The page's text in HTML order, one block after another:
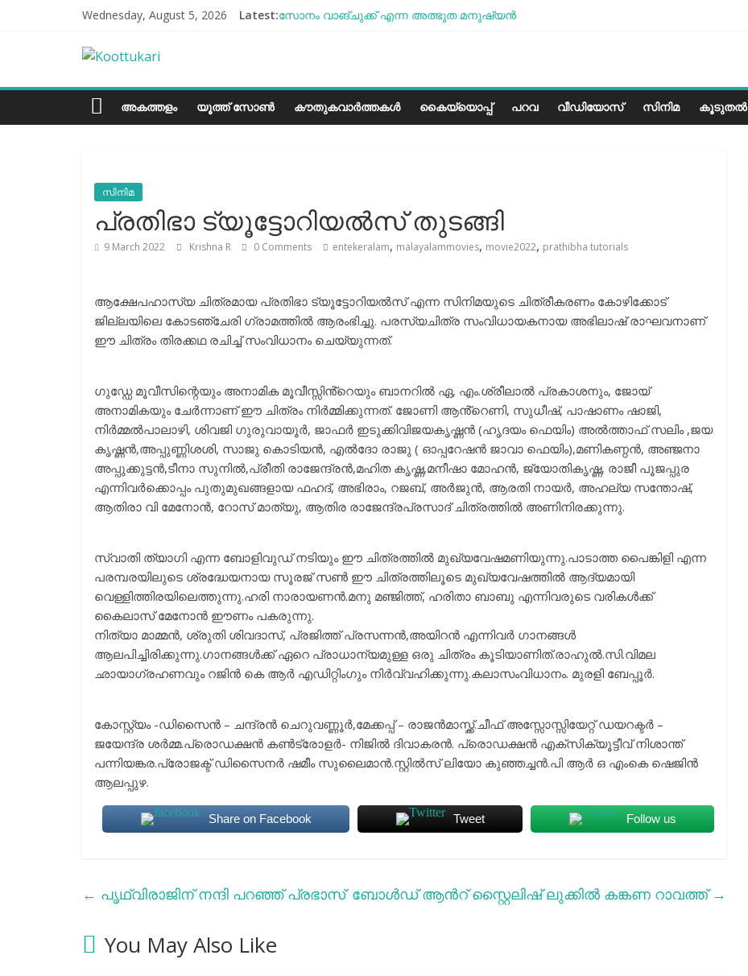
Wednesday, August 5, 2026 Latest:സോനം വാങ്ചുക്ക് എന്ന അത്ഭുത മനുഷ്യന്‍
ചില്ലുഭരണിയിലെ പാരീസ് മിഠായികള്‍
Koottukari
Kottukariഅകത്തളം യൂത്ത് സോൺ കൗതുകവാർത്തകൾ കൈയ്യൊപ്പ് പറവ വീഡിയോസ് സിനിമ കൂടുതൽ
സിനിമ
പ്രതിഭാ ട്യൂട്ടോറിയൽസ് തുടങ്ങി
9 March 2022 Krishna R 0 Comments entekeralam, malayalammovies, movie2022, prathibha tutorials
ആക്ഷേപഹാസ്യ ചിത്രമായ പ്രതിഭാ ട്യൂട്ടോറിയൽസ് എന്ന സിനിമയുടെ ചിത്രീകരണം കോഴിക്കോട്
ജില്ലയിലെ കോടഞ്ചേരി ഗ്രാമത്തിൽ ആരംഭിച്ചു. പരസ്യചിത്ര സംവിധായകനായ അഭിലാഷ് രാഘവനാണ്
ഈ ചിത്രം തിരക്കഥ രചിച്ച് സംവിധാനം ചെയ്യുന്നത്.
ഗുഡ്ഡേ മൂവീസിന്റെയും അനാമിക മൂവീസ്സിൻ്റെയും ബാനറിൽ ഏ, എം.ശ്രീലാൽ പ്രകാശനും, ജോയ്
അനാമികയും ചേർന്നാണ് ഈ ചിത്രം നിർമ്മിക്കുന്നത്. ജോണി ആൻ്റെണി, സുധീഷ്, പാഷാണം ഷാജി,
നിർമ്മൽപാലാഴി, ശിവജി ഗുരുവായൂർ, ജാഫർ ഇടുക്കിവിജയകൃഷ്ണൻ (ഹൃദയം ഫെയിം) അൽത്താഫ് സലിം ,ജയ
കൃഷ്ണൻ,അപ്പുണ്ണിശശി, സാജു കൊടിയൻ, എൽദോ രാജു ( ഓപ്പറേഷൻ ജാവാ ഫെയിം),മണികണ്ഠൻ, അഞ്ജനാ
അപ്പുക്കുട്ടൻ,ടീനാ സുനിൽ,പ്രീതി രാജേന്ദ്രൻ,മഹിത കൃഷ്ണ,മനീഷാ മോഹൻ, ജ്യോതികൃഷ്ണ, രാജീ പൂജപ്പുര
എന്നിവർക്കൊപ്പം പുതുമുഖങ്ങളായ ഫഹദ്, അഭിരാം, റജബ്, അർജുൻ, ആരതി നായർ, അഹല്യ സന്തോഷ്,
ആതിരാ വി മേനോൻ, റോസ് മാത്യു, ആതിര രാജേന്ദ്രപ്രസാദ് ചിത്രത്തിൽ അണിനിരക്കുന്നു.
സ്വാതി ത്യാഗി എന്ന ബോളിവുഡ് നടിയും ഈ ചിത്രത്തിൽ മുഖ്യവേഷമണിയുന്നു.പാടാത്ത പൈങ്കിളി എന്ന
പരമ്പരയിലുടെ ശ്രദ്ധേയനായ സൂരജ് സൺ ഈ ചിത്രത്തിലൂടെ മുഖ്യവേഷത്തിൽ ആദ്യമായി
വെള്ളിത്തിരയിലെത്തുന്നു.ഹരി നാരായണൻ.മനു മഞ്ജിത്ത്, ഹരിതാ ബാബു എന്നിവരുടെ വരികൾക്ക്
കൈലാസ് മേനോൻ ഈണം പകരുന്നു.
നിത്യാ മാമ്മൻ, ശ്രുതി ശിവദാസ്, പ്രജിത്ത് പ്രസന്നൻ,അയിറൻ എന്നിവർ ഗാനങ്ങൾ
ആലപിച്ചിരിക്കുന്നു.ഗാനങ്ങൾക്ക് ഏറെ പ്രാധാന്യമുള്ള ഒരു ചിത്രം കൂടിയാണിത്.രാഹുൽ.സി.വിമല
ഛായാഗ്രഹണവും റജിൻ കെ ആർ എഡിറ്റിംഗും നിർവ്വഹിക്കുന്നു.കലാസംവിധാനം. മുരളി ബേപ്പൂർ.
കോസ്റ്റ്യം -ഡിസൈൻ – ചന്ദ്രൻ ചെറുവണ്ണൂർ,മേക്കപ്പ് – രാജൻമാസ്ക്ക്.ചീഫ് അസ്സോസ്സിയേറ്റ് ഡയറക്ടർ –
ജയേന്ദ്ര ശർമ്മ.പ്രൊഡക്ഷൻ കൺട്രോളർ- നിജിൽ ദിവാകരൻ. പ്രൊഡക്ഷൻ എക്സിക്യൂട്ടീവ് നിശാന്ത്
പന്നിയങ്കര.പ്രോജക്ട് ഡിസൈനർ ഷമീം സുലൈമാൻ.സ്റ്റിൽസ് ലിയോ കുഞ്ഞച്ചൻ.പി ആർ ഒ എംകെ ഷെജിൻ
ആലപ്പുഴ.
Share on Facebook Tweet Follow us
← പൃഥ്വിരാജിന് നന്ദി പറഞ്ഞ് പ്രഭാസ് ബോള്‍ഡ് ആന്‍റ് സ്റ്റൈലിഷ് ലുക്കില്‍ കങ്കണ റാവത്ത്→
You May Also Like